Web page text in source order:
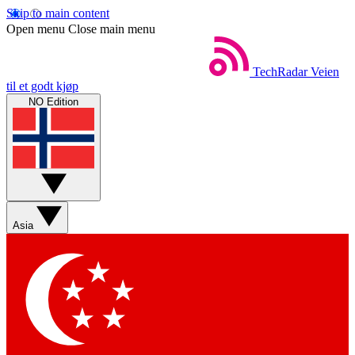
Skip to main content
Open menu Close main menu
TechRadar Veien
til et godt kjøp
NO Edition
Asia